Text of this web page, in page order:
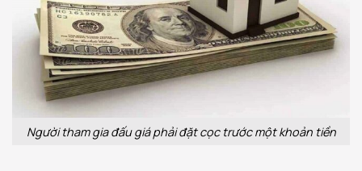
Người tham gia đấu giá phải đặt cọc trước một khoản tiền